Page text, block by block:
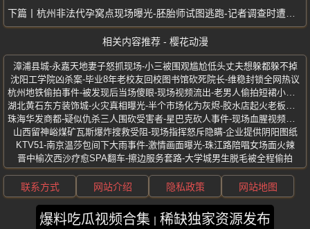
杭州非法代孕窝点现场曝光-胚胎师试图逃跑-记者调查时遭暴力拖拽骨折
相关内容推荐 - 樱花动漫
漳浦县城-永嘉天地妻子怒抓现场-小三被围观尴尬低头丈夫想躲都躲不掉
沈阳工学院凶杀案-毕业8年老校友回校图书馆砍死院长-维稳封锁全网热议
山西留神峪煤矿瓦斯爆炸搜救受阻-现场指挥怒斥隐瞒-企业提供阴阳图纸
KTV51-南京温莎包间下大雨事件-激情画面曝光-珠江路陪唱女场面火辣
晋中榆次西沙疗愈SPA翻车-擦边服务套路-大学城男生脱毛被全程偷拍
爆料吃瓜视频合集 稀缺独家资源发布
联系方式 网站介绍 隐私政策 网站地图
版权所有 ©2025 樱花动漫 保留所有权利